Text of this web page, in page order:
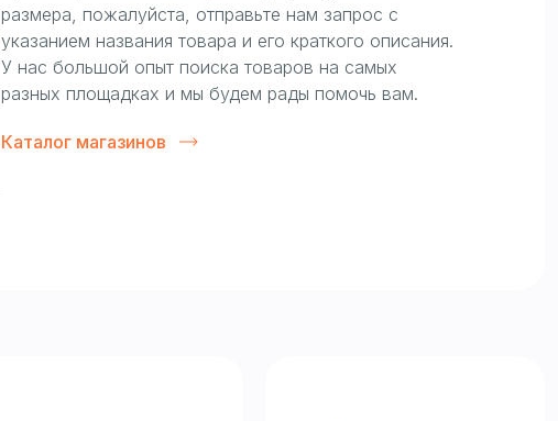
размера, пожалуйста, отправьте нам запрос с
указанием названия товара и его краткого описания.
У нас большой опыт поиска товаров на самых
разных площадках и мы будем рады помочь вам.
Каталог магазинов